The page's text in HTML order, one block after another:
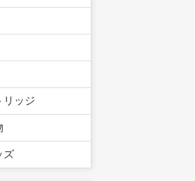
リッジ
ズ